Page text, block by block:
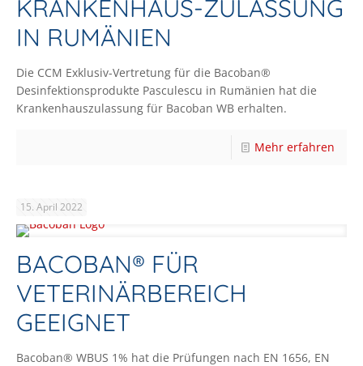
KRANKENHAUS-ZULASSUNG
IN RUMÄNIEN
Die CCM Exklusiv-Vertretung für die Bacoban®
Desinfektionsprodukte Pasculescu in Rumänien hat die
Krankenhauszulassung für Bacoban WB erhalten.
Mehr erfahren
15. April 2022
BACOBAN® FÜR
VETERINÄRBEREICH
GEEIGNET
Bacoban® WBUS 1% hat die Prüfungen nach EN 1656, EN